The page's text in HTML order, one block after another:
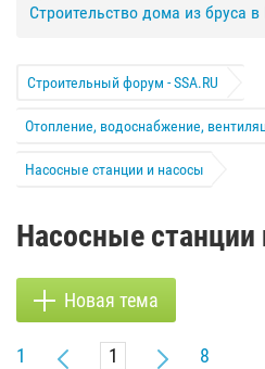
Строительство дома из бруса
Строительный форум - SSA.RU
Отопление, водоснабжение,
Насосные станции и насосы
Насосные станции
1 8
Новая тема